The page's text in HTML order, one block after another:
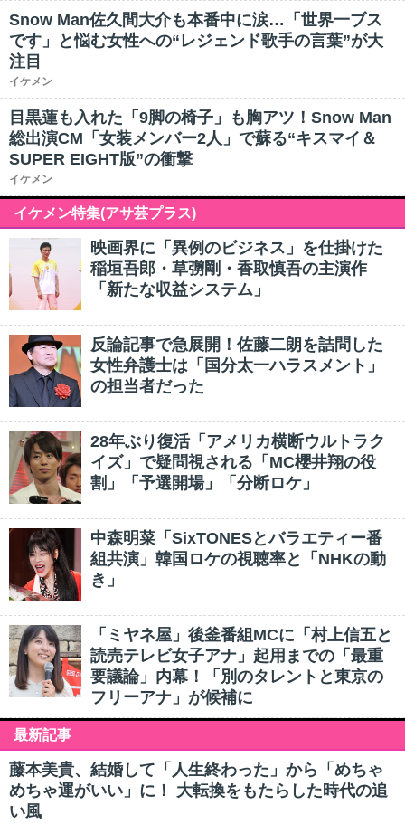
Snow Man佐久間大介も本番中に涙…「世界一ブス
です」と悩む女性への“レジェンド歌手の言葉”が大
注目
イケメン
目黒蓮も入れた「9脚の椅子」も胸アツ！Snow Man
総出演CM「女装メンバー2人」で蘇る“キスマイ＆
SUPER EIGHT版”の衝撃
イケメン
イケメン特集(アサ芸プラス)
映画界に「異例のビジネス」を仕掛けた
稲垣吾郎・草彅剛・香取慎吾の主演作
「新たな収益システム」
反論記事で急展開！佐藤二朗を詰問した
女性弁護士は「国分太一ハラスメント」
の担当者だった
28年ぶり復活「アメリカ横断ウルトラク
イズ」で疑問視される「MC櫻井翔の役
割」「予選開場」「分断ロケ」
中森明菜「SixTONESとバラエティー番
組共演」韓国ロケの視聴率と「NHKの動
き」
「ミヤネ屋」後釜番組MCに「村上信五と
読売テレビ女子アナ」起用までの「最重
要議論」内幕！「別のタレントと東京の
フリーアナ」が候補に
最新記事
藤本美貴、結婚して「人生終わった」から「めちゃ
めちゃ運がいい」に！ 大転換をもたらした時代の追
い風